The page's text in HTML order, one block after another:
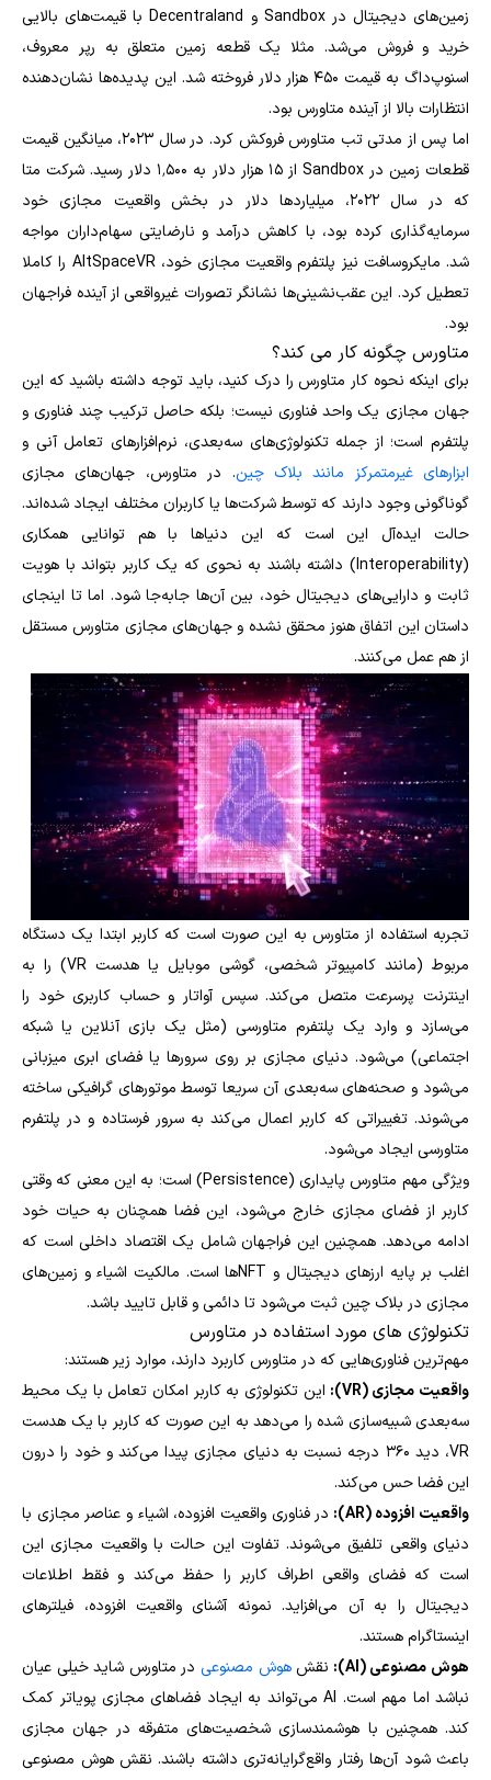
زمین‌های دیجیتال در Sandbox و Decentraland با قیمت‌های بالایی
خرید و فروش می‌شد. مثلا یک قطعه زمین متعلق به رپر معروف،
اسنوپ‌داگ به قیمت ۴۵۰ هزار دلار فروخته شد. این پدیده‌ها نشان‌دهنده
انتظارات بالا از آینده متاورس بود.
اما پس از مدتی تب متاورس فروکش کرد. در سال ۲۰۲۳، میانگین قیمت
قطعات زمین در Sandbox از ۱۵ هزار دلار به ۱٬۵۰۰ دلار رسید. شرکت متا
که در سال ۲۰۲۲، میلیاردها دلار در بخش واقعیت مجازی خود
سرمایه‌گذاری کرده بود، با کاهش درآمد و نارضایتی سهام‌داران مواجه
شد. مایکروسافت نیز پلتفرم واقعیت مجازی خود، AltSpaceVR را کاملا
تعطیل کرد. این عقب‌نشینی‌ها نشانگر تصورات غیرواقعی از آینده فراجهان
بود.
متاورس چگونه کار می کند؟
برای اینکه نحوه کار متاورس را درک کنید، باید توجه داشته باشید که این
جهان مجازی یک واحد فناوری نیست؛ بلکه حاصل ترکیب چند فناوری و
پلتفرم است؛ از جمله تکنولوژی‌های سه‌بعدی، نرم‌افزارهای تعامل آنی و
ابزارهای غیرمتمرکز مانند بلاک چین. در متاورس، جهان‌های مجازی
گوناگونی وجود دارند که توسط شرکت‌ها یا کاربران مختلف ایجاد شده‌اند.
حالت ایده‌آل این است که این دنیاها با هم توانایی همکاری
(Interoperability) داشته باشند به نحوی که یک کاربر بتواند با هویت
ثابت و دارایی‌های دیجیتال خود، بین آن‌ها جابه‌جا شود. اما تا اینجای
داستان این اتفاق هنوز محقق نشده و جهان‌های مجازی متاورس مستقل
از هم عمل می‌کنند.
تجربه استفاده از متاورس به این صورت است که کاربر ابتدا یک دستگاه
مربوط (مانند کامپیوتر شخصی، گوشی موبایل یا هدست VR) را به
اینترنت پرسرعت متصل می‌کند. سپس آواتار و حساب کاربری خود را
می‌سازد و وارد یک پلتفرم متاورسی (مثل یک بازی آنلاین یا شبکه
اجتماعی) می‌شود. دنیای مجازی بر روی سرورها یا فضای ابری میزبانی
می‌شود و صحنه‌های سه‌بعدی آن سریعا توسط موتورهای گرافیکی ساخته
می‌شوند. تغییراتی که کاربر اعمال می‌کند به سرور فرستاده و در پلتفرم
متاورسی ایجاد می‌شود.
ویژگی‌ مهم متاورس پایداری (Persistence) است؛ به این معنی که وقتی
کاربر از فضای مجازی خارج می‌شود، این فضا همچنان به حیات خود
ادامه می‌دهد. همچنین این فراجهان شامل یک اقتصاد داخلی است که
اغلب بر پایه ارزهای دیجیتال و NFTها است. مالکیت اشیاء و زمین‌های
مجازی در بلاک چین ثبت می‌شود تا دائمی و قابل تایید باشد.
تکنولوژی های مورد استفاده در متاورس
مهم‌ترین فناوری‌هایی که در متاورس کاربرد دارند، موارد زیر هستند:
واقعیت مجازی (VR):
این تکنولوژی به کاربر امکان تعامل با یک محیط
سه‌بعدی شبیه‌سازی شده را می‌دهد به این صورت که کاربر با یک هدست
VR، دید ۳۶۰ درجه نسبت به دنیای مجازی پیدا می‌کند و خود را درون
این فضا حس می‌کند.
واقعیت افزوده (AR):
در فناوری واقعیت افزوده، اشیاء و عناصر مجازی با
دنیای واقعی تلفیق می‌شوند. تفاوت این حالت با واقعیت مجازی این
است که فضای واقعی اطراف کاربر را حفظ می‌کند و فقط اطلاعات
دیجیتال را به آن می‌افزاید. نمونه آشنای واقعیت افزوده، فیلترهای
اینستاگرام هستند.
هوش مصنوعی (AI):
نقشهوش مصنوعی در متاورس شاید خیلی عیان
نباشد اما مهم است. AI می‌تواند به ایجاد فضاهای مجازی پویاتر کمک
کند. همچنین با هوشمندسازی شخصیت‌های متفرقه در جهان مجازی
باعث شود آن‌ها رفتار واقع‌گرایانه‌تری داشته باشند. نقش هوش مصنوعی